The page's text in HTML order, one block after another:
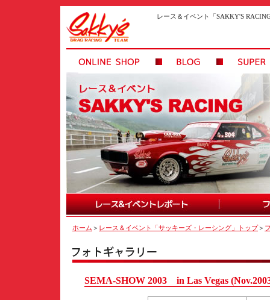
レース＆イベント「SAKKY'S
ホーム ＞ レース＆イベント「サッキーズ・レーシング」トップ＞
SEMA-SHOW 2003 in Las Vegas